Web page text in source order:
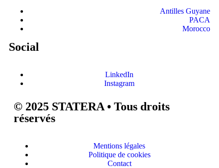
Antilles Guyane
PACA
Morocco
Social
LinkedIn
Instagram
© 2025 STATERA • Tous droits
réservés
Mentions légales
Politique de cookies
Contact